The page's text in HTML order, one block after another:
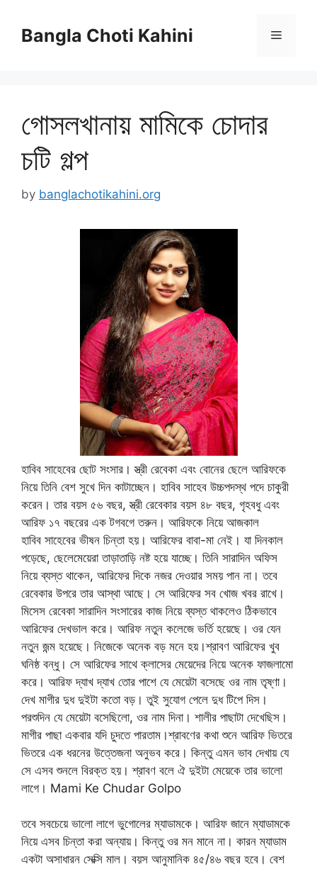
contentBangla Choti Kahini Menu
গোসলখানায় মামিকে চোদার
চটি গল্প
by banglachotikahini.org
হাবিব সাহেবের ছোট সংসার। স্ত্রী রেবেকা এবং বোনের ছেলে আরিফকে
নিয়ে তিনি বেশ সুখে দিন কাটাচ্ছেন। হাবিব সাহেব উচ্চপদস্থ পদে চাকুরী
করেন। তার বয়স ৫৬ বছর, স্ত্রী রেবেকার বয়স ৪৮ বছর, গৃহবধু এবং
আরিফ ১৭ বছরের এক টগবগে তরুন। আরিফকে নিয়ে আজকাল
হাবিব সাহেবের ভীষন চিন্তা হয়। আরিফের বাবা-মা নেই। যা দিনকাল
পড়েছে, ছেলেমেয়েরা তাড়াতাড়ি নষ্ট হয়ে যাচ্ছে। তিনি সারাদিন অফিস
নিয়ে ব্যস্ত থাকেন, আরিফের দিকে নজর দেওয়ার সময় পান না। তবে
রেবেকার উপরে তার আস্থা আছে। সে আরিফের সব খোজ খবর রাখে।
মিসেস রেবেকা সারাদিন সংসারের কাজ নিয়ে ব্যস্ত থাকলেও ঠিকভাবে
আরিফের দেখভাল করে। আরিফ নতুন কলেজে ভর্তি হয়েছে। ওর যেন
নতুন জন্ম হয়েছে। নিজেকে অনেক বড় মনে হয়।শ্রাবণ আরিফের খুব
ঘনিষ্ঠ বন্ধু। সে আরিফের সাথে ক্লাসের মেয়েদের নিয়ে অনেক ফাজলামো
করে। আরিফ দ্যাখ দ্যাখ তোর পাশে যে মেয়েটা বসেছে ওর নাম তৃষ্ণা।
দেখ মাগীর দুধ দুইটা কতো বড়। তুই সুযোগ পেলে দুধ টিপে দিস।
পরশুদিন যে মেয়েটা বসেছিলো, ওর নাম দিনা। শালীর পাছাটা দেখেছিস।
মাগীর পাছা একবার যদি চুদতে পারতাম।শ্রাবণের কথা শুনে আরিফ ভিতরে
ভিতরে এক ধরনের উত্তেজনা অনুভব করে। কিন্তু এমন ভাব দেখায় যে
সে এসব শুনলে বিরক্ত হয়। শ্রাবণ বলে ঐ দুইটা মেয়েকে তার ভালো
লাগে। Mami Ke Chudar Golpo
তবে সবচেয়ে ভালো লাগে ভুগোলের ম্যাডামকে। আরিফ জানে ম্যাডামকে
নিয়ে এসব চিন্তা করা অন্যায়। কিন্তু ওর মন মানে না। কারন ম্যাডাম
একটা অসাধারন সেক্সি মাল। বয়স আনুমানিক ৪৫/৪৬ বছর হবে। বেশ